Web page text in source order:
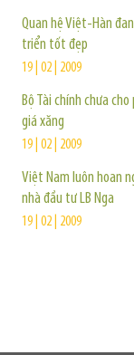
Quan hệ Việt-Hàn
triển tốt đẹp
19 | 02 | 2009
Bộ Tài chính chưa
giá xăng
19 | 02 | 2009
Việt Nam luôn hoan
nhà đầu tư LB Nga
19 | 02 | 2009